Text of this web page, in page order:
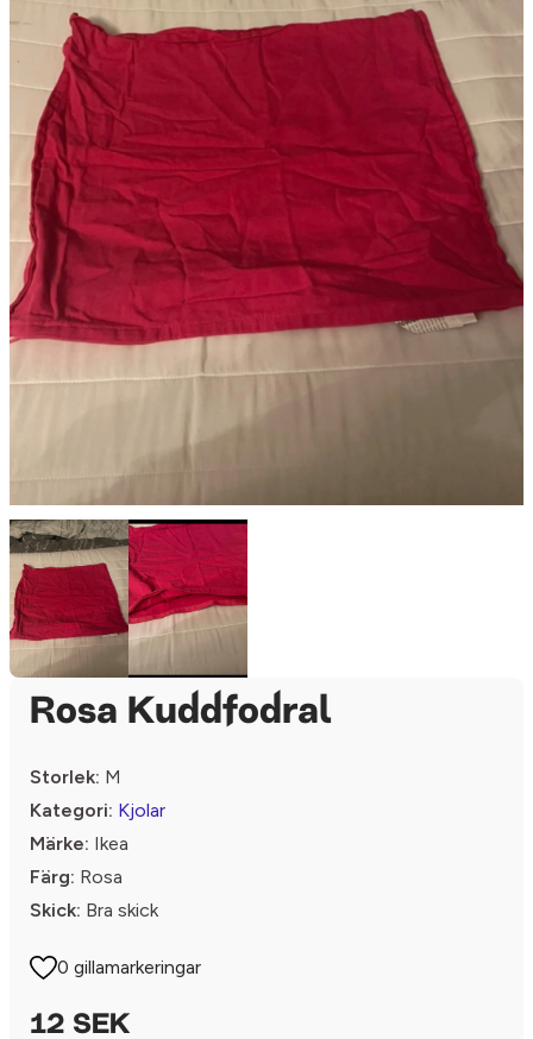
Rosa Kuddfodral
Storlek: M
Kategori: Kjolar
Märke: Ikea
Färg: Rosa
Skick: Bra skick
0 gillamarkeringar
12 SEK